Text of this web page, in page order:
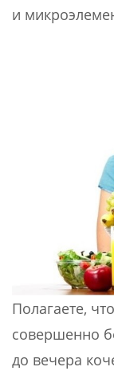
и
Полагаете,
совершенно
до вечера